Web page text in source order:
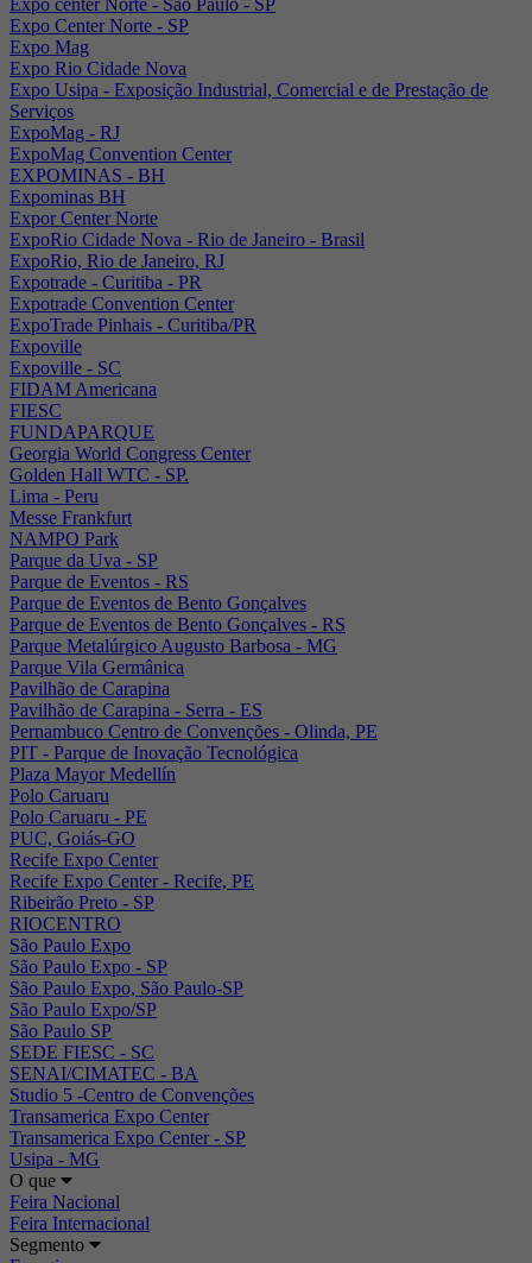
Expo Center Norte - SP
Expo Mag
Expo Rio Cidade Nova
Expo Usipa - Exposição Industrial, Comercial e de Prestação de
Serviços
ExpoMag - RJ
ExpoMag Convention Center
EXPOMINAS - BH
Expominas BH
Expor Center Norte
ExpoRio Cidade Nova - Rio de Janeiro - Brasil
ExpoRio, Rio de Janeiro, RJ
Expotrade - Curitiba - PR
Expotrade Convention Center
ExpoTrade Pinhais - Curitiba/PR
Expoville
Expoville - SC
FIDAM Americana
FIESC
FUNDAPARQUE
Georgia World Congress Center
Golden Hall WTC - SP.
Lima - Peru
Messe Frankfurt
NAMPO Park
Parque da Uva - SP
Parque de Eventos - RS
Parque de Eventos de Bento Gonçalves
Parque de Eventos de Bento Gonçalves - RS
Parque Metalúrgico Augusto Barbosa - MG
Parque Vila Germânica
Pavilhão de Carapina
Pavilhão de Carapina - Serra - ES
Pernambuco Centro de Convenções - Olinda, PE
PIT - Parque de Inovação Tecnológica
Plaza Mayor Medellín
Polo Caruaru
Polo Caruaru - PE
PUC, Goiás-GO
Recife Expo Center
Recife Expo Center - Recife, PE
Ribeirão Preto - SP
RIOCENTRO
São Paulo Expo
São Paulo Expo - SP
São Paulo Expo, São Paulo-SP
São Paulo Expo/SP
São Paulo SP
SEDE FIESC - SC
SENAI/CIMATEC - BA
Studio 5 -Centro de Convenções
Transamerica Expo Center
Transamerica Expo Center - SP
Usipa - MG
O que
Feira Nacional
Feira Internacional
Segmento